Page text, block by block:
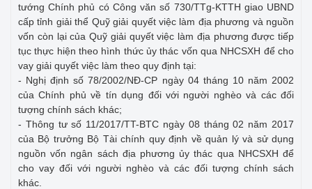
tướng Chính phủ có Công văn số 730/TTg-KTTH giao UBND
cấp tỉnh giải thể Quỹ giải quyết việc làm địa phương và nguồn
vốn còn lại của Quỹ giải quyết việc làm địa phương được tiếp
tục thực hiện theo hình thức ủy thác vốn qua NHCSXH để cho
vay giải quyết việc làm theo quy định tại:
- Nghị định số 78/2002/NĐ-CP ngày 04 tháng 10 năm 2002
của Chính phủ về tín dụng đối với người nghèo và các đối
tượng chính sách khác;
- Thông tư số 11/2017/TT-BTC ngày 08 tháng 02 năm 2017
của Bộ trưởng Bộ Tài chính quy định về quản lý và sử dụng
nguồn vốn ngân sách địa phương ủy thác qua NHCSXH để
cho vay đối với người nghèo và các đối tượng chính sách
khác.